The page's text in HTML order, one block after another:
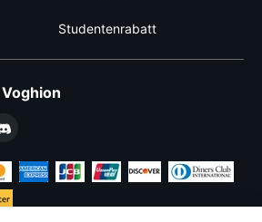
Studentenrabatt